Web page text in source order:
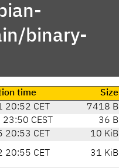
binary-
time
Size
CET
7418 B
CEST
36 B
CET
10 KiB
CET 31 KiB